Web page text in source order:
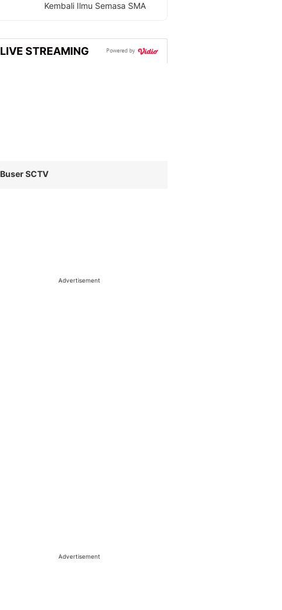
Kembali Ilmu Semasa SMA
LIVE STREAMING Powered by
Buser SCTV
Advertisement
Advertisement